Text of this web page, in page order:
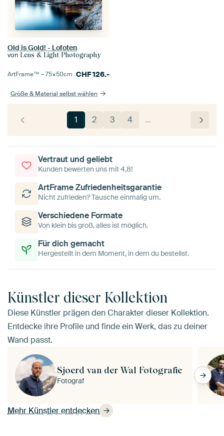
Old is Gold! - Lofoten
von Lens & Light Photography
ArtFrame™ –75×50cm CHF126.-
Größe & Material selbst wählen
1 2 3 4 …
Vertraut und geliebt
Kunden bewerten uns mit 4,8!
ArtFrame Zufriedenheitsgarantie
Nicht zufrieden? Tausche einmalig um.
Verschiedene Formate
Von klein bis groß, alles ist möglich.
Für dich gemacht
Hergestellt in dem Moment, in dem du bestellst.
Künstler dieser Kollektion
Diese Künstler prägen den Charakter dieser Kollektion.
Entdecke ihre Profile und finde ein Werk, das zu deiner
Wand passt.
Mehr Künstler entdecken
Sjoerd van der Wal Fotografie
Fotograf